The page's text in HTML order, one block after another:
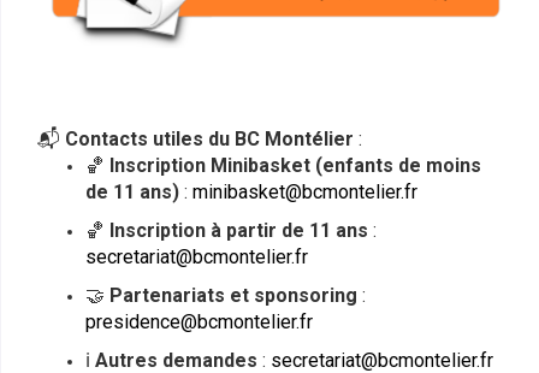
📬 Contacts utiles du BC Montélier :
🏀 Inscription Minibasket (enfants de moins
de 11 ans) : minibasket@bcmontelier.fr
🏀 Inscription à partir de 11 ans :
secretariat@bcmontelier.fr
🤝 Partenariats et sponsoring :
presidence@bcmontelier.fr
ℹ️ Autres demandes : secretariat@bcmontelier.fr